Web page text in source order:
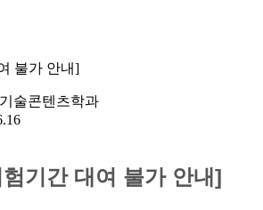
불가 안내]
술콘텐츠학과
기간 대여 불가 안내]